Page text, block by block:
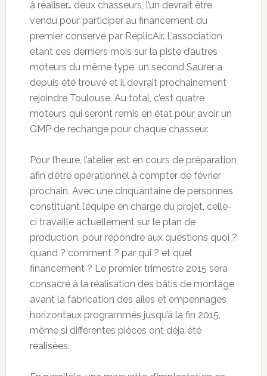
à réaliser… deux chasseurs, l’un devrait être
vendu pour participer au financement du
premier conservé par RéplicAir. L’association
étant ces derniers mois sur la piste d’autres
moteurs du même type, un second Saurer a
depuis été trouvé et il devrait prochainement
rejoindre Toulouse. Au total, c’est quatre
moteurs qui seront remis en état pour avoir un
GMP de rechange pour chaque chasseur.
Pour l’heure, l’atelier est en cours de préparation
afin d’être opérationnel à compter de février
prochain. Avec une cinquantaine de personnes
constituant l’équipe en charge du projet, celle-
ci travaille actuellement sur le plan de
production, pour répondre aux questions quoi ?
quand ? comment ? par qui ? et quel
financement ? Le premier trimestre 2015 sera
consacré à la réalisation des bâtis de montage
avant la fabrication des ailes et empennages
horizontaux programmés jusqu’à la fin 2015,
même si différentes pièces ont déjà été
réalisées.